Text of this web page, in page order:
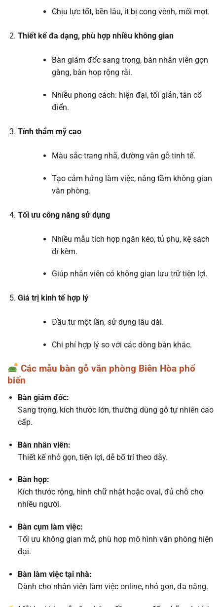
Chịu lực tốt, bền lâu, ít bị cong vênh, mối mọt.
Thiết kế đa dạng, phù hợp nhiều không gian
Bàn giám đốc sang trọng, bàn nhân viên gọn
gàng, bàn họp rộng rãi.
Nhiều phong cách: hiện đại, tối giản, tân cổ
điển.
Tính thẩm mỹ cao
Màu sắc trang nhã, đường vân gỗ tinh tế.
Tạo cảm hứng làm việc, nâng tầm không gian
văn phòng.
Tối ưu công năng sử dụng
Nhiều mẫu tích hợp ngăn kéo, tủ phụ, kệ sách
đi kèm.
Giúp nhân viên có không gian lưu trữ tiện lợi.
Giá trị kinh tế hợp lý
Đầu tư một lần, sử dụng lâu dài.
Chi phí hợp lý so với các dòng bàn khác.
Các mẫu bàn gỗ văn phòng Biên Hòa phổ
biến
Bàn giám đốc:
Sang trọng, kích thước lớn, thường dùng gỗ tự nhiên cao
cấp.
Bàn nhân viên:
Thiết kế nhỏ gọn, tiện lợi, dễ bố trí theo dãy.
Bàn họp:
Kích thước rộng, hình chữ nhật hoặc oval, đủ chỗ cho
nhiều người.
Bàn cụm làm việc:
Tối ưu không gian mở, phù hợp mô hình văn phòng hiện
đại.
Bàn làm việc tại nhà:
Dành cho nhân viên làm việc online, nhỏ gọn, đa năng.